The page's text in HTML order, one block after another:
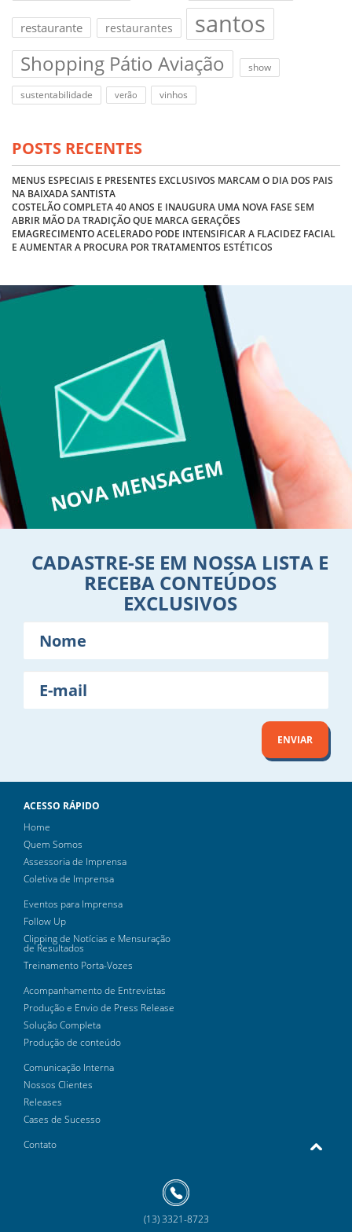
restaurante restaurantes santos
Shopping Pátio Aviação show
sustentabilidade verão vinhos
POSTS RECENTES
MENUS ESPECIAIS E PRESENTES EXCLUSIVOS MARCAM O DIA DOS PAIS
NA BAIXADA SANTISTA
COSTELÃO COMPLETA 40 ANOS E INAUGURA UMA NOVA FASE SEM
ABRIR MÃO DA TRADIÇÃO QUE MARCA GERAÇÕES
EMAGRECIMENTO ACELERADO PODE INTENSIFICAR A FLACIDEZ FACIAL
E AUMENTAR A PROCURA POR TRATAMENTOS ESTÉTICOS
CADASTRE-SE EM NOSSA LISTA E
RECEBA CONTEÚDOS
EXCLUSIVOS
mail
ENVIAR
ACESSO RÁPIDO
Home
Quem Somos
Assessoria de Imprensa
Coletiva de Imprensa
Eventos para Imprensa
Follow Up
Clipping de Notícias e Mensuração
de Resultados
Treinamento Porta-Vozes
Acompanhamento de Entrevistas
Produção e Envio de Press Release
Solução Completa
Produção de conteúdo
Comunicação Interna
Nossos Clientes
Releases
Cases de Sucesso
Contato
(13) 3321-8723